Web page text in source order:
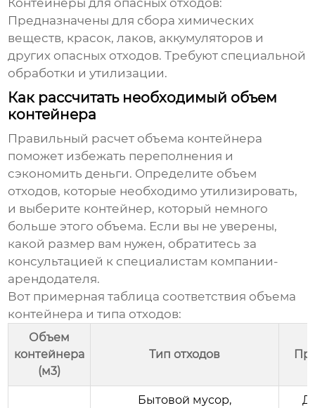
Контейнеры для опасных отходов:
Предназначены для сбора химических
веществ, красок, лаков, аккумуляторов и
других опасных отходов. Требуют специальной
обработки и утилизации.
Как рассчитать необходимый объем
контейнера
Правильный расчет объема контейнера
поможет избежать переполнения и
сэкономить деньги. Определите объем
отходов, которые необходимо утилизировать,
и выберите контейнер, который немного
больше этого объема. Если вы не уверены,
какой размер вам нужен, обратитесь за
консультацией к специалистам компании-
арендодателя.
Вот примерная таблица соответствия объема
контейнера и типа отходов:
Объем
контейнера
(м3)
Тип отходов
Бытовой мусор,